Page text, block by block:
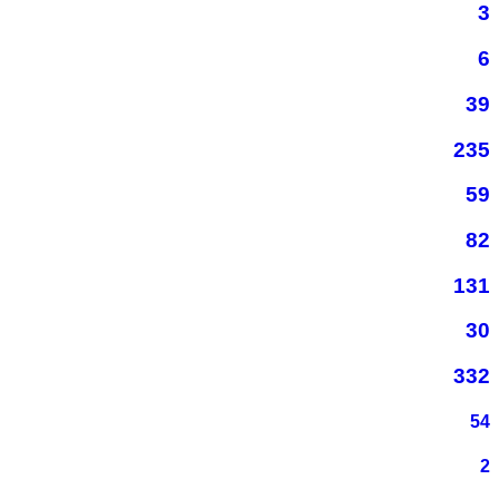
3
6
39
235
59
82
131
30
332
54
2